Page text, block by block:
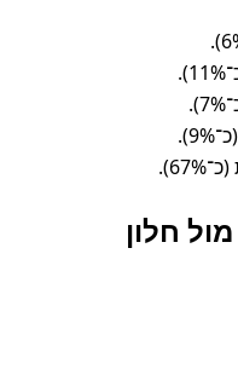
חלון